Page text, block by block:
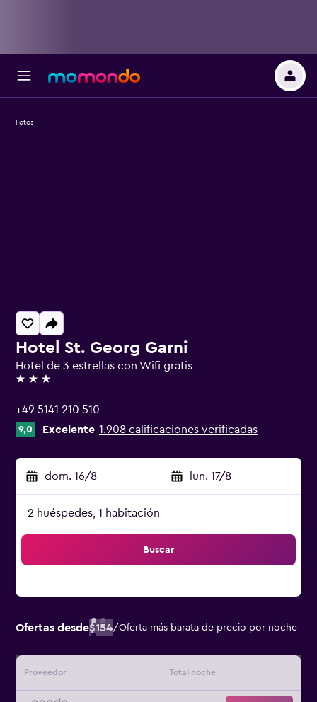
Hotel St. Georg Garni
Hotel de 3 estrellas con Wifi gratis
3 estrellas
+49 5141 210 510
9,0 Excelente 1.908 calificaciones verificadas
dom. 16/8 - lun. 17/8
2 huéspedes, 1 habitación
Buscar
Ofertas desde$154/Oferta más barata de precio por noche
Proveedor Total noche
Fotos